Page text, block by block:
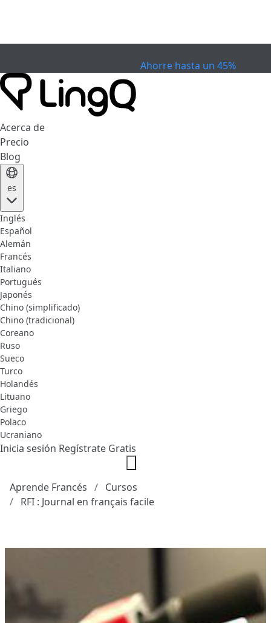
Ahorre hasta un 45%
Acerca de
Precio
Blog
es
Inglés
Español
Alemán
Francés
Italiano
Portugués
Japonés
Chino (simplificado)
Chino (tradicional)
Coreano
Ruso
Sueco
Turco
Holandés
Lituano
Griego
Polaco
Ucraniano
Inicia sesión Regístrate Gratis
Aprende Francés
Cursos
RFI : Journal en français facile